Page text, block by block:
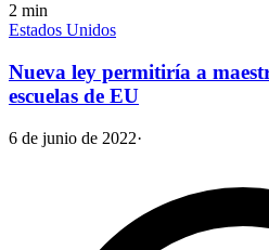
2 min
Estados Unidos
Nueva ley permitiría a
escuelas de EU
6 de junio de 2022·